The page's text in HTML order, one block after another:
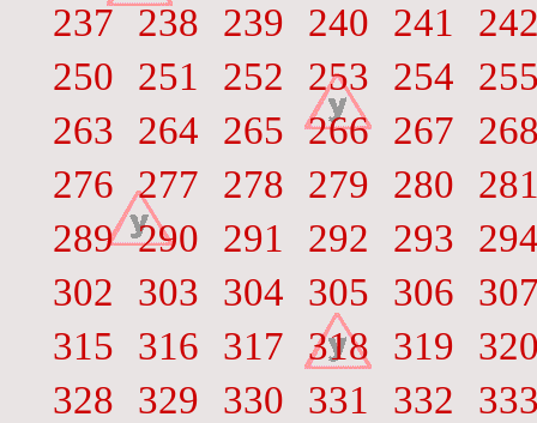
237
238 239 240 241
250
251 252 253 254
263
264 265 266 267
276 277 278 279 280
289 290 291 292 293
302
303 304 305 306
315
316 317 318 319
328
329 330 331 332